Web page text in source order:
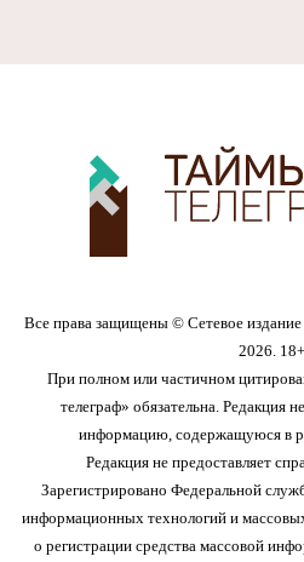
Все права защищены © Сетевое
2026. 18+
При полном или частичном
телеграф» обязательна. Редакция
информацию, содержащуюся в
Редакция не предоставляет
Зарегистрировано Федеральной
информационных технологий и
о регистрации средства массовой